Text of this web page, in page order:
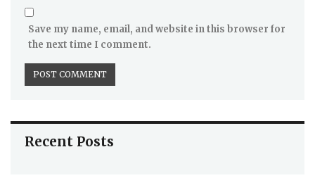
Save my name, email, and website in this browser for
the next time I comment.
Recent Posts